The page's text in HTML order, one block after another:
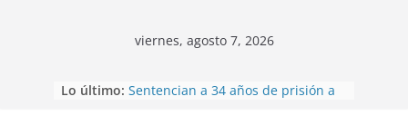
viernes, agosto 7, 2026
Lo último: desaparecidos fueron encontrados